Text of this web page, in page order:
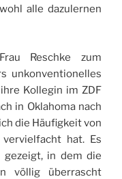
alle dazulernen
Reschke zum
unkonventionelles
Kollegin im ZDF
in Oklahoma nach
die Häufigkeit von
hat. Es
in dem die
völlig überrascht